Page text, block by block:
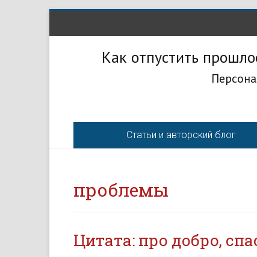
Как отпустить
Статьи и авторский блог
проблемы
Цитата: про добро,